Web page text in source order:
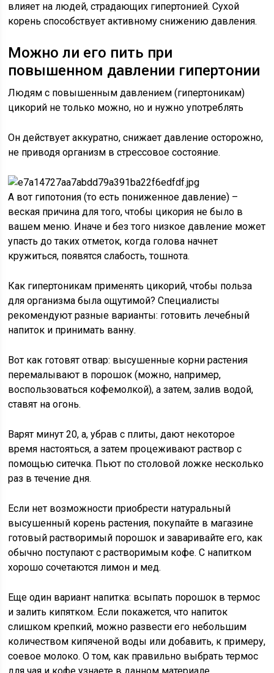
влияет на людей, страдающих гипертонией. Сухой
корень способствует активному снижению давления.
Можно ли его пить при
повышенном давлении гипертонии
Людям с повышенным давлением (гипертоникам)
цикорий не только можно, но и нужно употреблять
Он действует аккуратно, снижает давление осторожно,
не приводя организм в стрессовое состояние.
А вот гипотония (то есть пониженное давление) –
веская причина для того, чтобы цикория не было в
вашем меню. Иначе и без того низкое давление может
упасть до таких отметок, когда голова начнет
кружиться, появятся слабость, тошнота.
Как гипертоникам применять цикорий, чтобы польза
для организма была ощутимой? Специалисты
рекомендуют разные варианты: готовить лечебный
напиток и принимать ванну.
Вот как готовят отвар: высушенные корни растения
перемалывают в порошок (можно, например,
воспользоваться кофемолкой), а затем, залив водой,
ставят на огонь.
Варят минут 20, а, убрав с плиты, дают некоторое
время настояться, а затем процеживают раствор с
помощью ситечка. Пьют по столовой ложке несколько
раз в течение дня.
Если нет возможности приобрести натуральный
высушенный корень растения, покупайте в магазине
готовый растворимый порошок и заваривайте его, как
обычно поступают с растворимым кофе. С напитком
хорошо сочетаются лимон и мед.
Еще один вариант напитка: всыпать порошок в термос
и залить кипятком. Если покажется, что напиток
слишком крепкий, можно развести его небольшим
количеством кипяченой воды или добавить, к примеру,
соевое молоко. О том, как правильно выбрать термос